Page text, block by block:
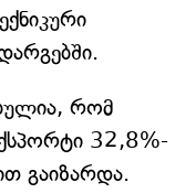
რომ
32,8%-
გაიზარდა.